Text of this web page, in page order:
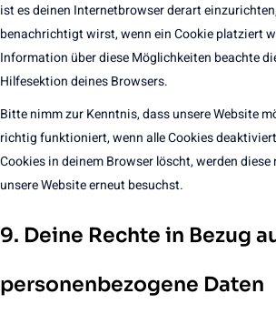
ist es deinen Internetbrowser derart
benachrichtigt wirst, wenn ein Cookie platziert
Information über diese Möglichkeiten beachte
Hilfesektion deines Browsers.
Bitte nimm zur Kenntnis, dass unsere Website
richtig funktioniert, wenn alle Cookies
Cookies in deinem Browser löscht, werden
unsere Website erneut besuchst.
9. Deine Rechte in Bezug
personenbezogene Daten